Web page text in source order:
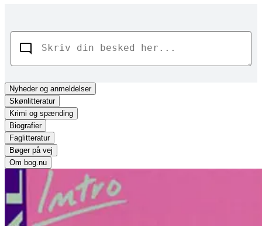
Nyhederog anmeldelser
Skønlitteratur
Krimi og spænding
Biografier
Faglitteratur
Bøger på vej
Om bog.nu